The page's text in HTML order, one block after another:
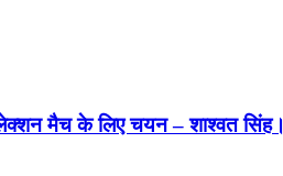
मैच के लिए चयन – शाश्वत सिंह।